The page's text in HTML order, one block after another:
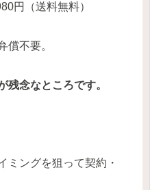
円（送料無料）
償不要。
残念なところです。
ミングを狙って契約・